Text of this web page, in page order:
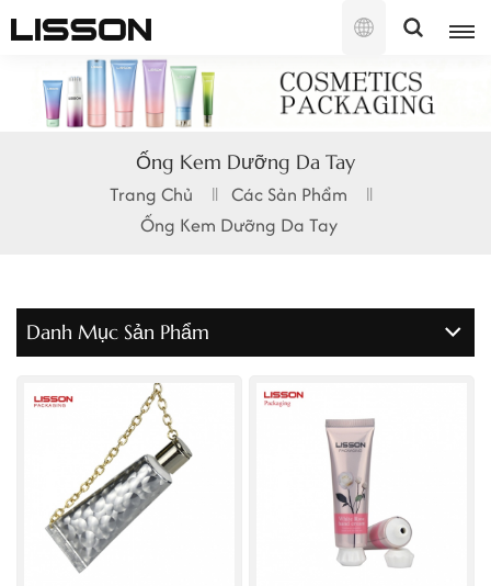
Tiếng
English
français
русский
Ống Kem Dưỡng Da Tay
Trang Chủ
Các Sản Phẩm
Ống Kem Dưỡng Da Tay
Danh Mục Sản Phẩm